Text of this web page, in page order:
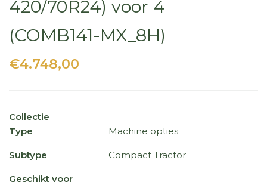
420/70R24) voor 4
(COMB141-MX_8H)
€4.748,00
Collectie
Type
Machine opties
Subtype Compact Tractor
Geschikt voor